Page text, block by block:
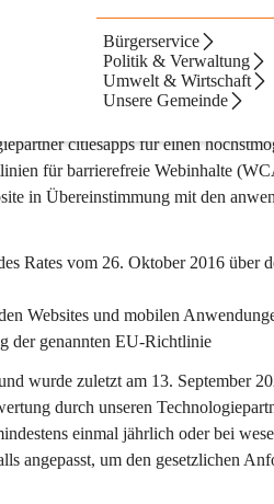
Bürgerservice
Politik & Verwaltung
Umwelt & Wirtschaft
Unsere Gemeinde
citiesapps für einen
für barrierefreie Webinhalte
in Übereinstimmung mit den
Rates vom 26. Oktober 2016 über
Websites und mobilen
der genannten EU-Richtlinie
wurde zuletzt am 13. September
durch unseren
einmal jährlich oder bei
angepasst, um den gesetzlichen